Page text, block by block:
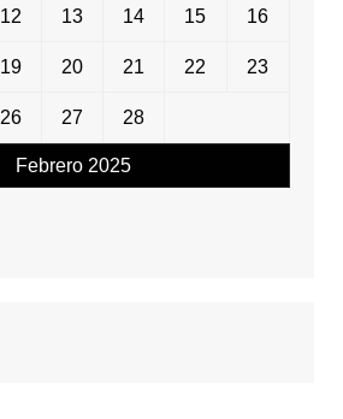
Febrero 2025
12 13 14 15 16
19 20 21 22 23
26 27 28